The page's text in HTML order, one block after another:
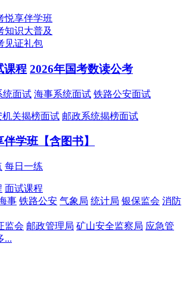
课程 2026年国考数读公考
统面试 海事系统面试 铁路公安面试
机关揭榜面试 邮政系统揭榜面试
学班【含图书】
每日一练
面试课程
事 铁路公安 气象局 统计局 银保监会 消防
监会 邮政管理局 矿山安全监察局 应急管
...